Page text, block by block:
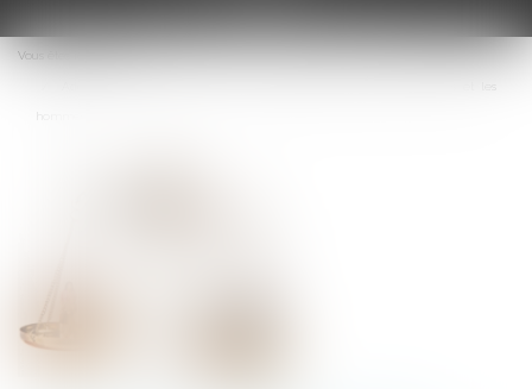
Ouvrir
le
Vous êtes ici :